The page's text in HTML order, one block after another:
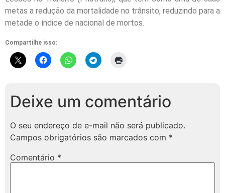
metas a redução da mortalidade no trânsito, reduzindo para a
metade o índice de nacional de mortos.
Compartilhe isso:
Deixe um comentário
O seu endereço de e-mail não será publicado.
Campos obrigatórios são marcados com *
Comentário *